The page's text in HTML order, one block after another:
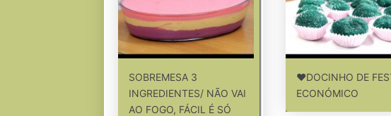
SOBREMESA 3
INGREDIENTES/ NÃO VAI
AO FOGO, FÁCIL É SÓ
❤DOCINHO DE
ECONÓMICO